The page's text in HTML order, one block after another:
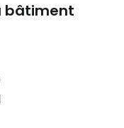
bâtiment